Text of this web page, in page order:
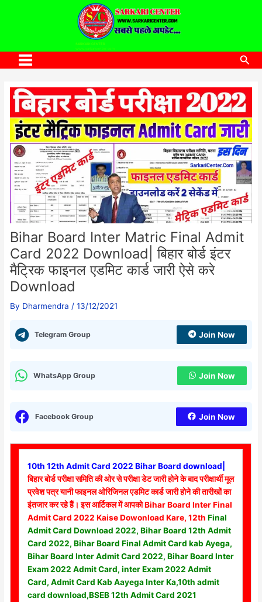
SARKARI CENTER
www.sarkaricenter.com
Main
Menu
Bihar Board Inter Matric Final Admit
Card 2022 Download| बिहार बोर्ड इंटर
मैट्रिक फाइनल एडमिट कार्ड जारी ऐसे करे
Download
By Dharmendra /13/12/2021
Telegram Group Join Now
WhatsApp Group Join Now
Facebook Group Join Now
10th 12th Admit Card 2022 Bihar Board download|
बिहार बोर्ड परीक्षा समिति की ओर से परीक्षा डेट जारी होने के बाद परीक्षार्थी मूल
प्रवेश पत्र यानी फाइनल ओरिजिनल एडमिट कार्ड जारी होने की तारीखों का
इंतजार कर रहे हैं। इस आर्टिकल में आपको Bihar Board Inter Final
Admit Card 2022 Kaise Dowonload Kare, 12th Final
Admit Card Download 2022, Bihar Board 12th Admit
Card 2022, Bihar Board Final Admit Card kab Ayega,
Bihar Board Inter Admit Card 2022, Bihar Board Inter
Exam 2022 Admit Card, inter Exam 2022 Admit
Card, Admit Card Kab Aayega Inter Ka,10th admit
card download,BSEB 12th Admit Card 2021